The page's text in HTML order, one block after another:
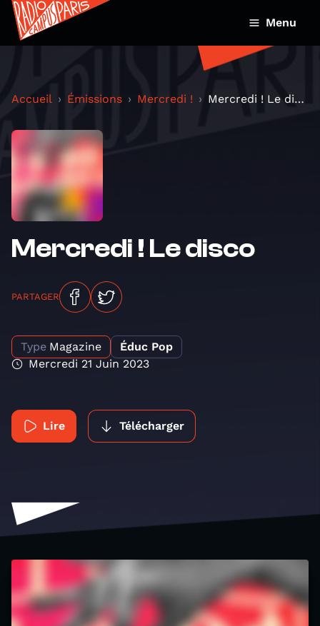
Menu
Accueil Émissions Mercredi ! Mercredi ! Le disco
Mercredi ! Le disco
PARTAGER
Type Magazine
Éduc Pop
Mercredi 21 Juin 2023
Lire Télécharger